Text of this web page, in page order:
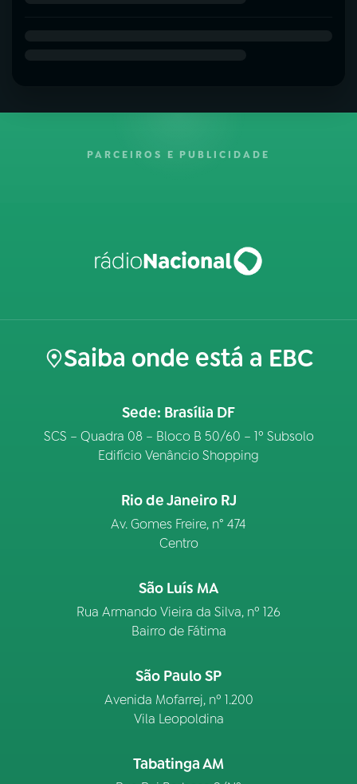
PARCEIROS E PUBLICIDADE
Saiba onde está a EBC
Sede: Brasília DF
SCS – Quadra 08 – Bloco B 50/60 – 1º Subsolo
Edifício Venâncio Shopping
Rio de Janeiro RJ
Av. Gomes Freire, n° 474
Centro
São Luís MA
Rua Armando Vieira da Silva, nº 126
Bairro de Fátima
São Paulo SP
Avenida Mofarrej, nº 1.200
Vila Leopoldina
Tabatinga AM